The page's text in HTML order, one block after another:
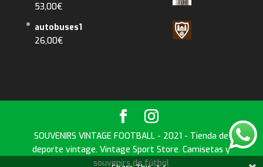
53,00€
autobuses1
26,00€
SOUVENIRS VINTAGE FOOTBALL - 2021 - Tienda de
deporte vintage. Vintage Sport Store. Camisetas y
souvenirs de fútbol